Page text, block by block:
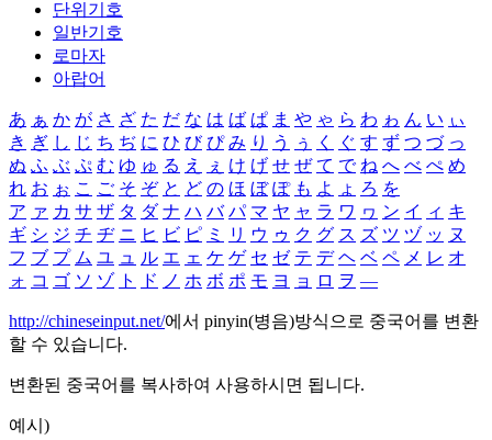
단위기호
일반기호
로마자
아랍어
あ ぁ か が さ ざ た だ な は ば ぱ ま や ゃ ら わ ゎ ん い ぃ
き ぎ し じ ち ぢ に ひ び ぴ み り う ぅ く ぐ す ず つ づ っ
ぬ ふ ぶ ぷ む ゆ ゅ る え ぇ け げ せ ぜ て で ね へ べ ぺ め
れ お ぉ こ ご そ ぞ と ど の ほ ぼ ぽ も よ ょ ろ を
ア ァ カ サ ザ タ ダ ナ ハ バ パ マ ヤ ャ ラ ワ ヮ ン イ ィ キ
ギ シ ジ チ ヂ ニ ヒ ビ ピ ミ リ ウ ゥ ク グ ス ズ ツ ヅ ッ ヌ
フ ブ プ ム ユ ュ ル エ ェ ケ ゲ セ ゼ テ デ ヘ ベ ペ メ レ オ
ォ コ ゴ ソ ゾ ト ド ノ ホ ボ ポ モ ヨ ョ ロ ヲ ―
http://chineseinput.net/에서 pinyin(병음)방식으로 중국어를 변환
할 수 있습니다.
변환된 중국어를 복사하여 사용하시면 됩니다.
예시)